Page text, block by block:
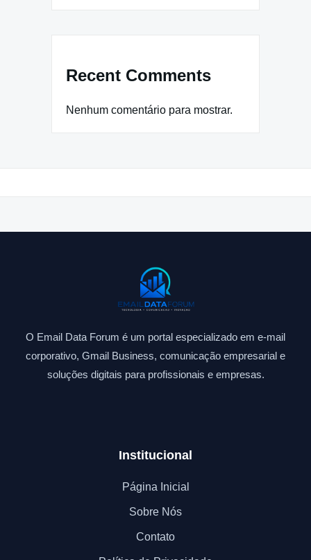
Recent Comments
Nenhum comentário para mostrar.
O Email Data Forum é um portal especializado em e-mail
corporativo, Gmail Business, comunicação empresarial e
soluções digitais para profissionais e empresas.
Institucional
Página Inicial
Sobre Nós
Contato